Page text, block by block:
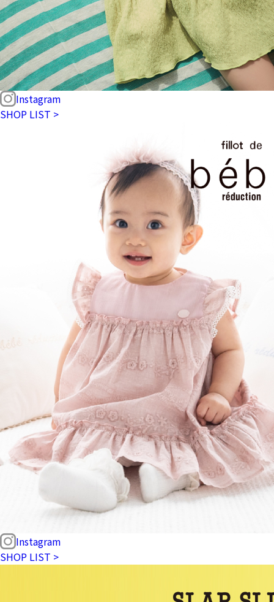
Instagram
SHOP LIST >
Instagram
SHOP LIST >